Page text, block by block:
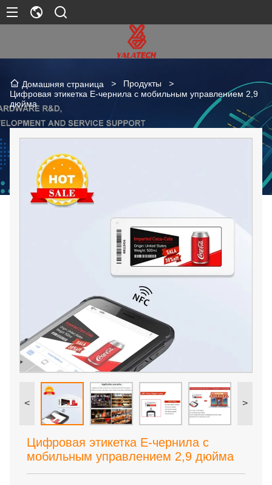
Домашняя страница > Продукты
>
Цифровая этикетка E-чернила с мобильным управлением 2,9
дюйма
< >
Цифровая этикетка E-чернила с
мобильным управлением 2,9 дюйма